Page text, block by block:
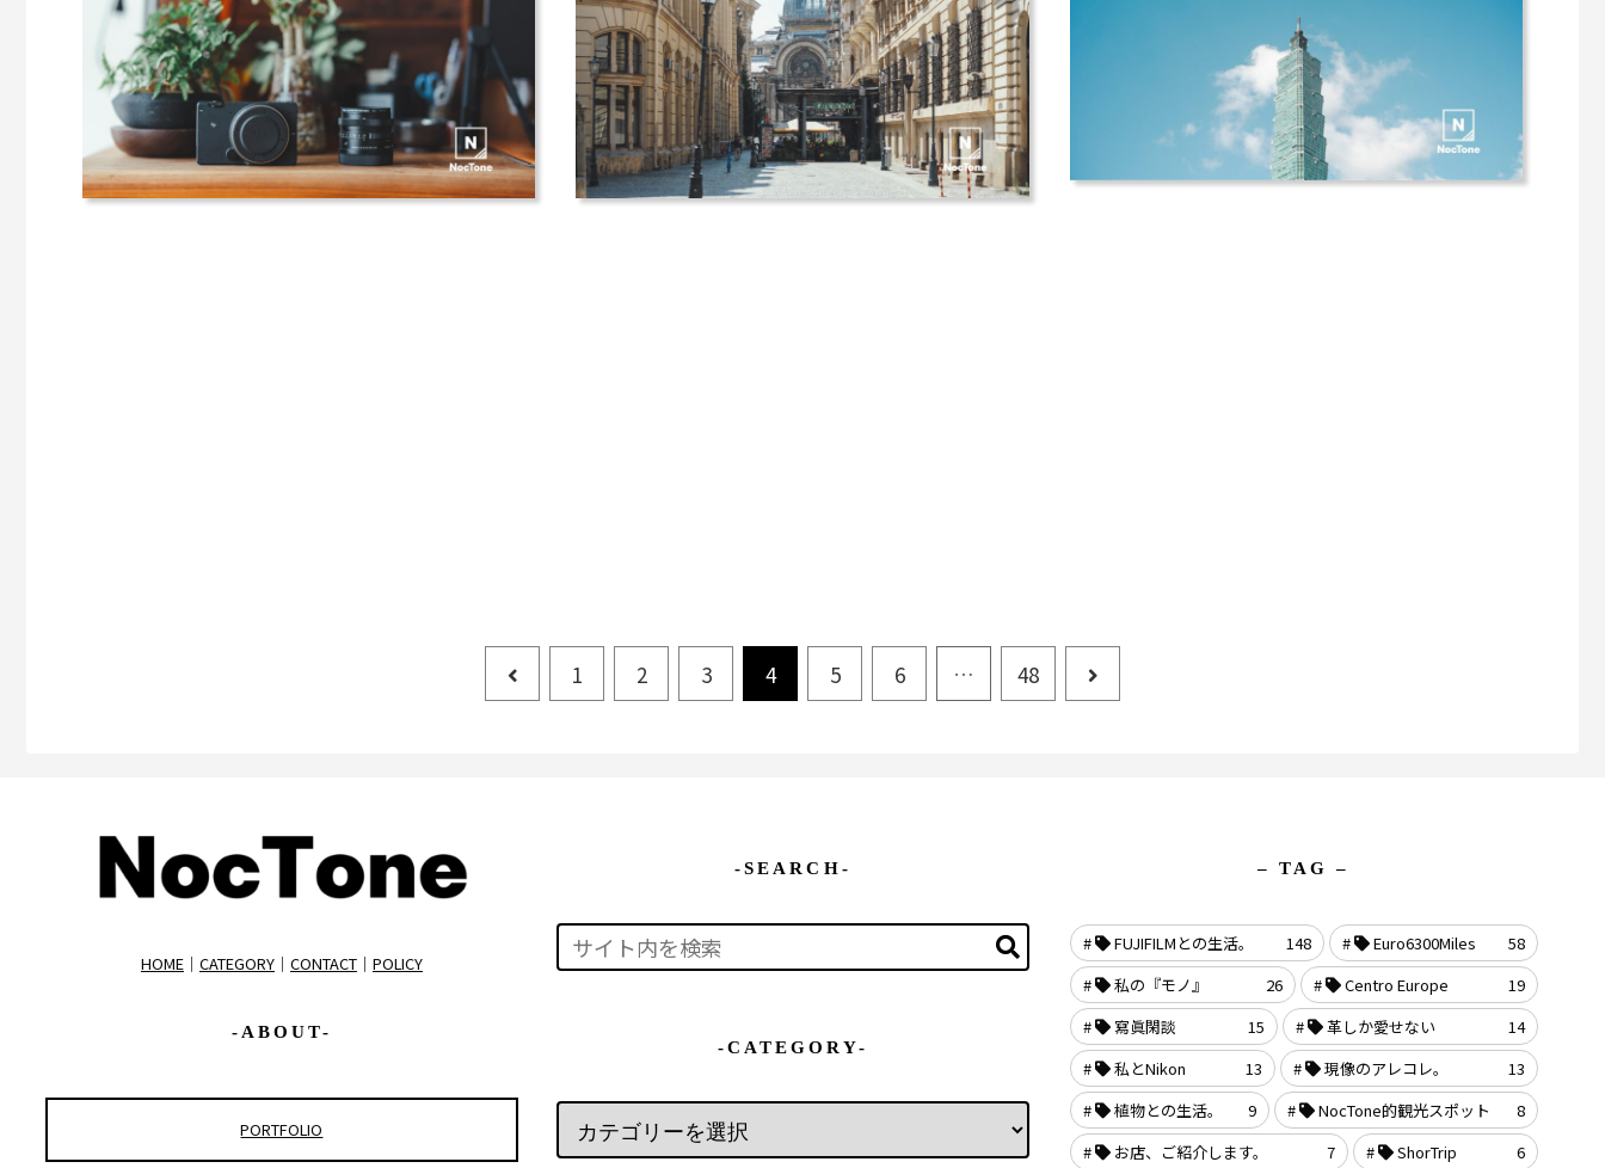
1 2 3 4 5 6 … 48
HOME｜ CATEGORY｜ CONTACT｜ POLICY
-ABOUT-
PORTFOLIO
-SEARCH-
-CATEGORY-
– TAG –
FUJIFILMとの生活。 148 Euro6300Miles
58
私の『モノ』
26 Centro Europe
19
寫眞閑談
15 革しか愛せない
14
私とNikon
13 現像のアレコレ。
13
植物との生活。
9 NocTone的観光スポット
8
お店、ご紹介します。
7 ShorTrip 6